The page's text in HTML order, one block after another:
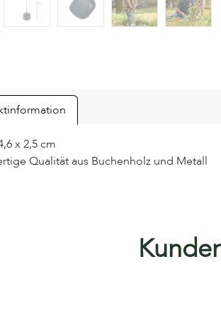
x 2,5 cm
Qualität aus Buchenholz und Metall